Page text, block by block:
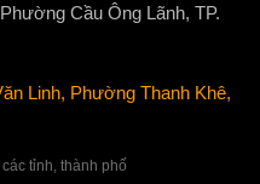
Cầu Ông Lãnh, TP.
Linh, Phường Thanh Khê,
tỉnh, thành phố